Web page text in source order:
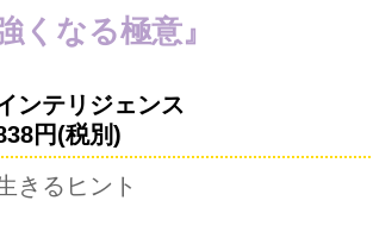
くなる極意』
ンテリジェンス
円(税別)
きるヒント